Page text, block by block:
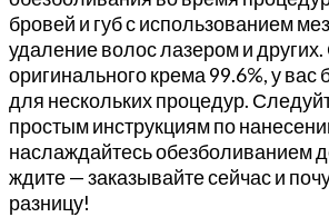
бровей и губ с использованием
удаление волос лазером и других.
оригинального крема 99.6%, у вас
для нескольких процедур.
простым инструкциям по
наслаждайтесь обезболиванием
ждите — заказывайте сейчас и
разницу!